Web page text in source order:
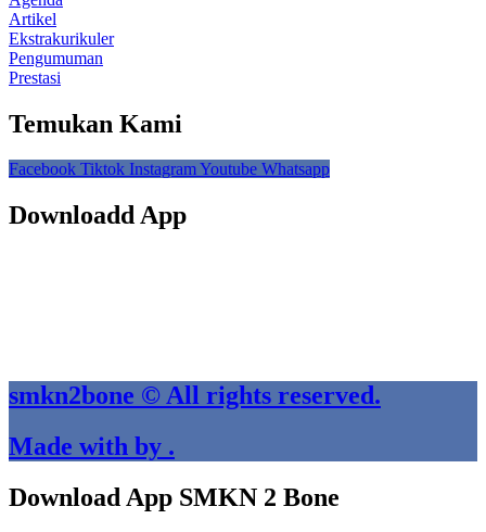
Artikel
Ekstrakurikuler
Pengumuman
Prestasi
Temukan Kami
Facebook Tiktok InstagramYoutube Whatsapp
Downloadd App
smkn2bone © All rights reserved.
Made with by .
Download App SMKN 2 Bone